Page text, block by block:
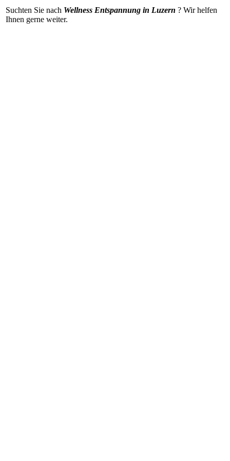
Suchten Sie nach Wellness Entspannung in Luzern ? Wir helfen
Ihnen gerne weiter.